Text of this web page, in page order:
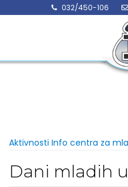
032/450-106
Aktivnosti Info centra za
Dani mladih